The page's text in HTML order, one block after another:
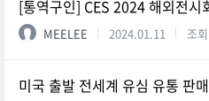
[통역구인] CES 2024 해외전시
MEELEE 2024.01.11 조회
미국 출발 전세계 유심 유통 판